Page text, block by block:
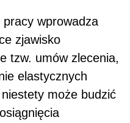
wprowadza
zjawisko
tzw. umów zlecenia,
elastycznych
może budzić